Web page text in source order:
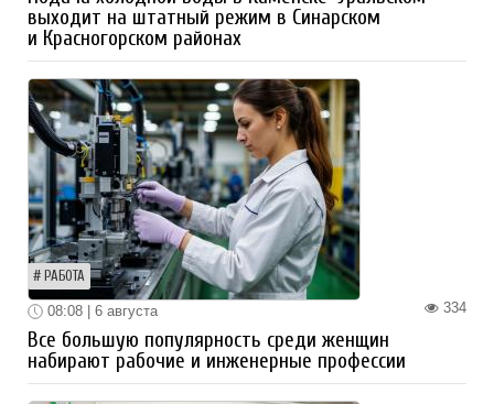
выходит на штатный режим в Синарском
и Красногорском районах
РАБОТА
334
08:08 | 6 августа
Все большую популярность среди женщин
набирают рабочие и инженерные профессии